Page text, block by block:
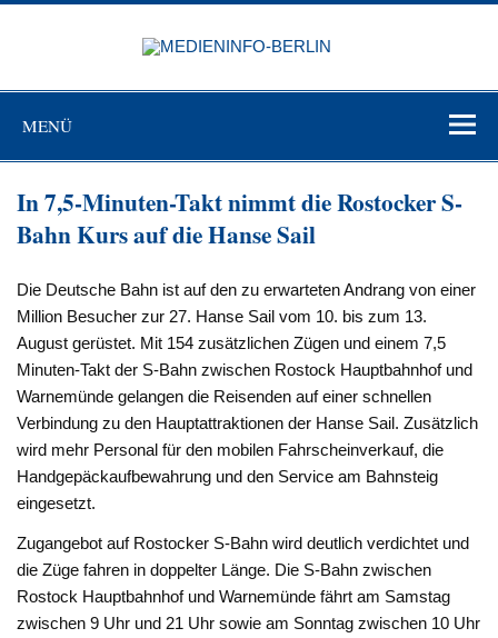
Zum
MENÜ
In 7,5-Minuten-Takt nimmt die Rostocker S-
Bahn Kurs auf die Hanse Sail
Die Deutsche Bahn ist auf den zu erwarteten Andrang von einer
Million Besucher zur 27. Hanse Sail vom 10. bis zum 13.
August gerüstet. Mit 154 zusätzlichen Zügen und einem 7,5
Minuten-Takt der S-Bahn zwischen Rostock Hauptbahnhof und
Warnemünde gelangen die Reisenden auf einer schnellen
Verbindung zu den Hauptattraktionen der Hanse Sail. Zusätzlich
wird mehr Personal für den mobilen Fahrscheinverkauf, die
Handgepäckaufbewahrung und den Service am Bahnsteig
eingesetzt.
Zugangebot auf Rostocker S-Bahn wird deutlich verdichtet und
die Züge fahren in doppelter Länge. Die S-Bahn zwischen
Rostock Hauptbahnhof und Warnemünde fährt am Samstag
zwischen 9 Uhr und 21 Uhr sowie am Sonntag zwischen 10 Uhr